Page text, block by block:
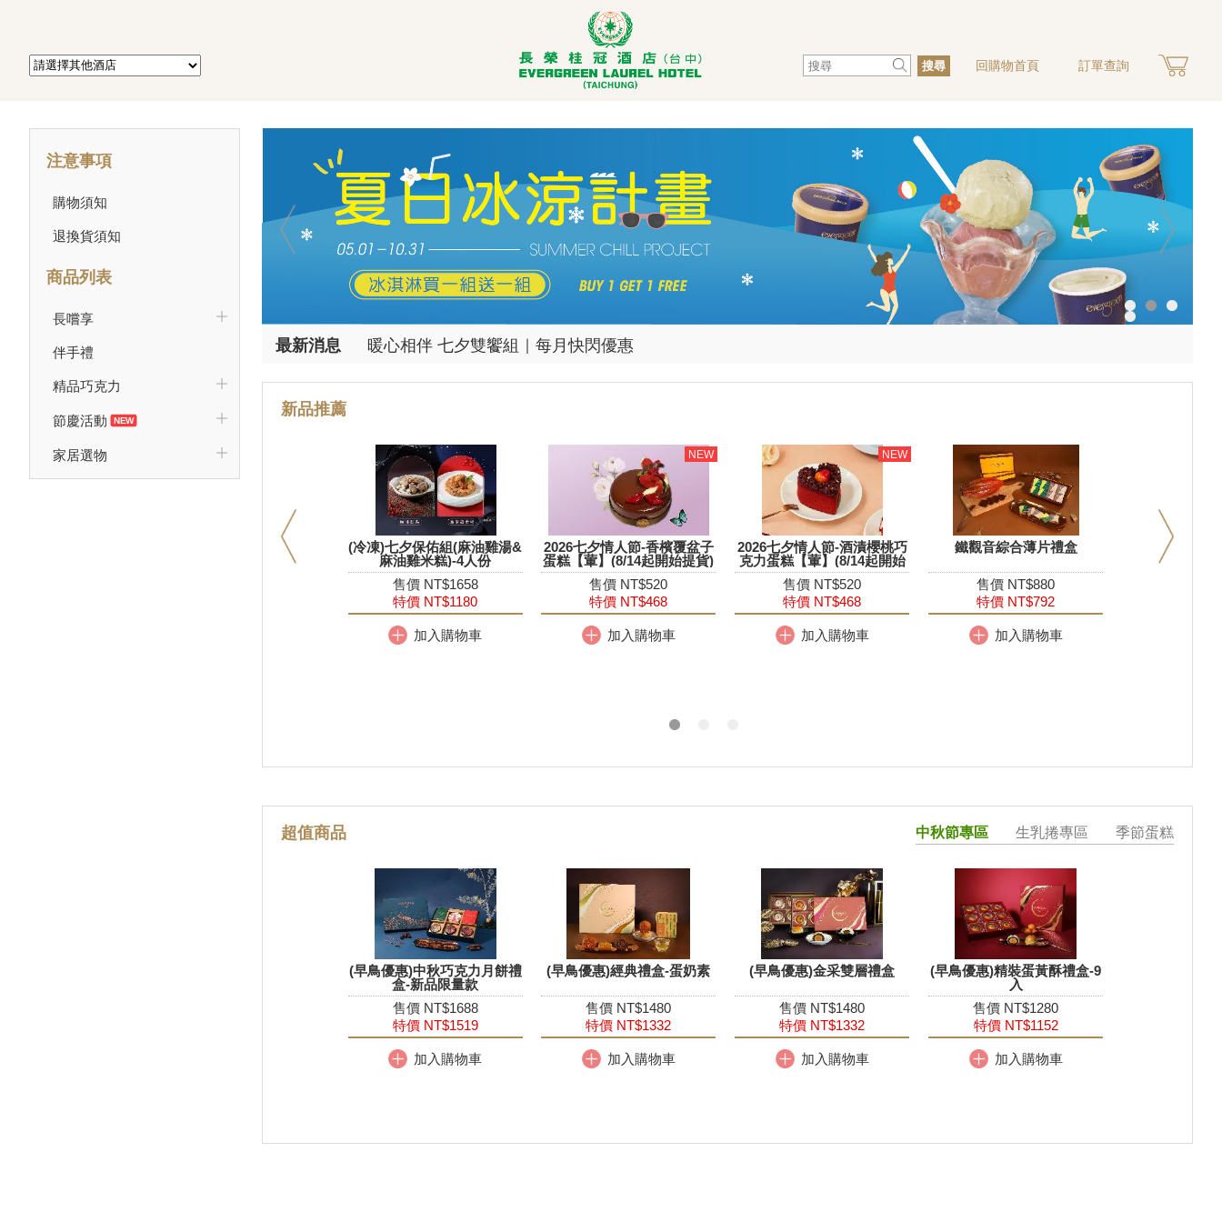
搜尋 回購物首頁 訂單查詢
注意事項
購物須知
退換貨須知
商品列表
長嚐享
伴手禮
精品巧克力
節慶活動
家居選物
最新消息
2026中秋月餅禮盒 早鳥優惠登場
暖心相伴 七夕雙饗組｜每月快閃優惠
果香與茶香一次擁有｜生乳捲新口味上市囉！
新品推薦
(冷凍)七夕保佑組(麻油雞湯&
麻油雞米糕)-4人份
售價 NT$1658
特價 NT$1180
加入購物車
2026七夕情人節-香檳覆盆子
蛋糕【葷】(8/14起開始提貨)
售價 NT$520
特價 NT$468
加入購物車
2026七夕情人節-酒漬櫻桃巧
克力蛋糕【葷】(8/14起開始
提貨)
售價 NT$520
特價 NT$468
加入購物車
鐵觀音綜合薄片禮盒
售價 NT$880
特價 NT$792
加入購物車
超值商品 中秋節專區 生乳捲專區 季節蛋糕
(早鳥優惠)中秋巧克力月餅禮
盒-新品限量款
售價 NT$1688
特價 NT$1519
加入購物車
(早鳥優惠)經典禮盒-蛋奶素
售價 NT$1480
特價 NT$1332
加入購物車
(早鳥優惠)金采雙層禮盒
售價 NT$1480
特價 NT$1332
加入購物車
(早鳥優惠)精裝蛋黃酥禮盒-9
入
售價 NT$1280
特價 NT$1152
加入購物車